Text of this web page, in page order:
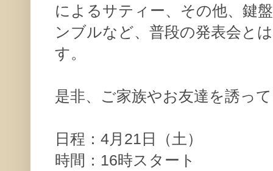
によるサティー、その他、鍵
ンブルなど、普段の発表会と
す。
是非、ご家族やお友達を誘っ
日程：4月21日（土）
時間：16時スタート